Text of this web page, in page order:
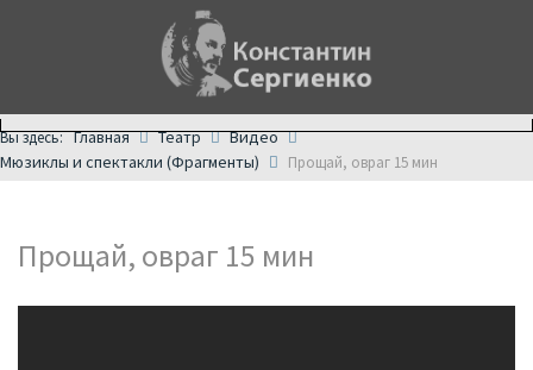
Вы здесь:Главная Театр
Видео
Мюзиклы и спектакли (Фрагменты)
Прощай, овраг 15 мин
Прощай, овраг 15 мин